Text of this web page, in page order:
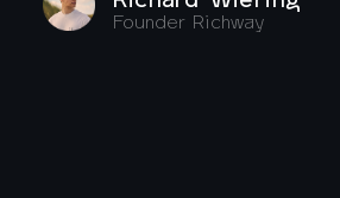
Founder Richway